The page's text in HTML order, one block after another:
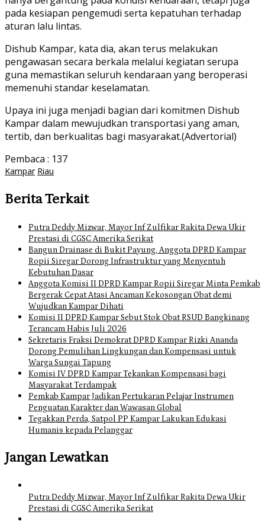
pada kesiapan pengemudi serta kepatuhan terhadap
aturan lalu lintas.
Dishub Kampar, kata dia, akan terus melakukan
pengawasan secara berkala melalui kegiatan serupa
guna memastikan seluruh kendaraan yang beroperasi
memenuhi standar keselamatan.
Upaya ini juga menjadi bagian dari komitmen Dishub
Kampar dalam mewujudkan transportasi yang aman,
tertib, dan berkualitas bagi masyarakat.(Advertorial)
Pembaca : 137
Kampar Riau
Berita Terkait
Putra Deddy Mizwar, Mayor Inf Zulfikar Rakita Dewa Ukir
Prestasi di CGSC Amerika Serikat
Bangun Drainase di Bukit Payung, Anggota DPRD Kampar
Ropii Siregar Dorong Infrastruktur yang Menyentuh
Kebutuhan Dasar
Anggota Komisi II DPRD Kampar Ropii Siregar Minta Pemkab
Bergerak Cepat Atasi Ancaman Kekosongan Obat demi
Wujudkan Kampar Dihati
Komisi II DPRD Kampar Sebut Stok Obat RSUD Bangkinang
Terancam Habis Juli 2026
Sekretaris Fraksi Demokrat DPRD Kampar Rizki Ananda
Dorong Pemulihan Lingkungan dan Kompensasi untuk
Warga Sungai Tapung
Komisi IV DPRD Kampar Tekankan Kompensasi bagi
Masyarakat Terdampak
Pemkab Kampar Jadikan Pertukaran Pelajar Instrumen
Penguatan Karakter dan Wawasan Global
Tegakkan Perda, Satpol PP Kampar Lakukan Edukasi
Humanis kepada Pelanggar
Jangan Lewatkan
Putra Deddy Mizwar, Mayor Inf Zulfikar Rakita Dewa Ukir
Prestasi di CGSC Amerika Serikat